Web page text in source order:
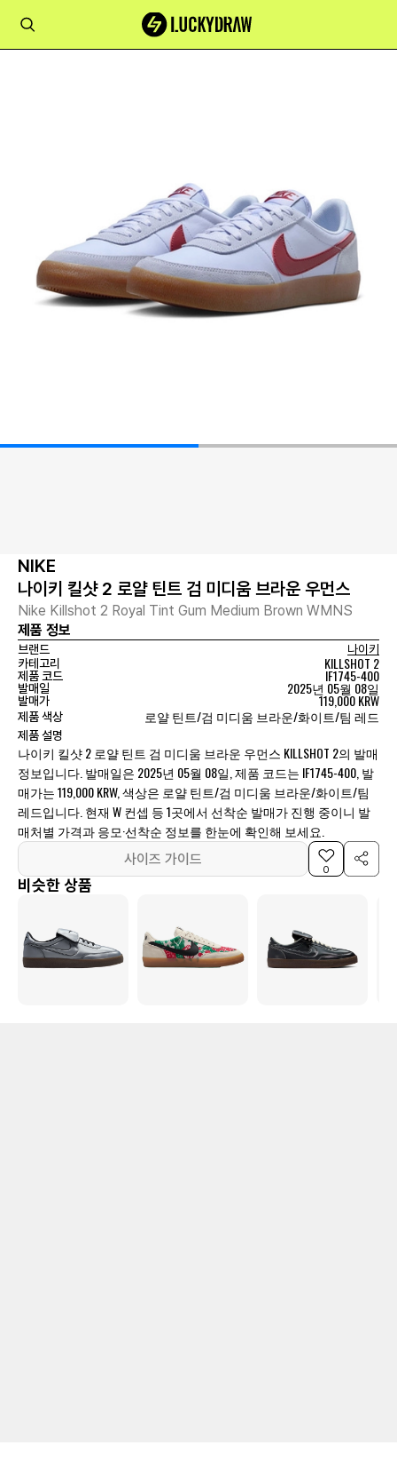
NIKE
나이키 킬샷 2 로얄 틴트 검 미디움 브라운 우먼스
Nike Killshot 2 Royal Tint Gum Medium Brown WMNS
제품 정보
브랜드
나이키
카테고리
KILLSHOT 2
제품 코드 IF1745-400
발매일 2025년 05월 08일
발매가 119,000 KRW
제품 색상 로얄 틴트/검 미디움 브라운/화이트/팀 레드
제품 설명
나이키 킬샷 2 로얄 틴트 검 미디움 브라운 우먼스 KILLSHOT 2의 발매
정보입니다. 발매일은 2025년 05월 08일, 제품 코드는 IF1745-400, 발
매가는 119,000 KRW, 색상은 로얄 틴트/검 미디움 브라운/화이트/팀
레드입니다. 현재 W 컨셉 등 1곳에서 선착순 발매가 진행 중이니 발
매처별 가격과 응모·선착순 정보를 한눈에 확인해 보세요.
사이즈 가이드
0
비슷한 상품